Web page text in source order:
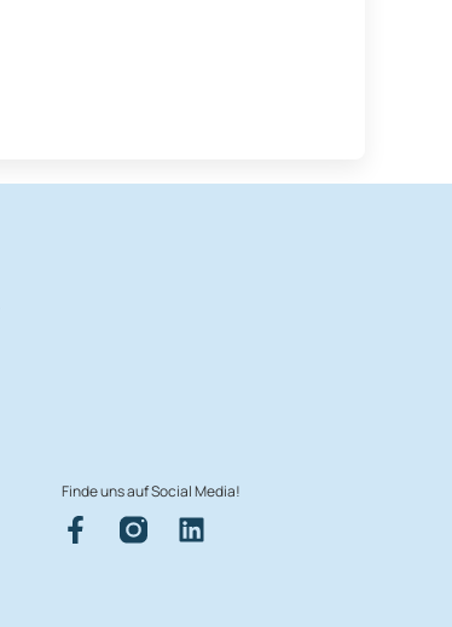
Finde uns auf Social Media!